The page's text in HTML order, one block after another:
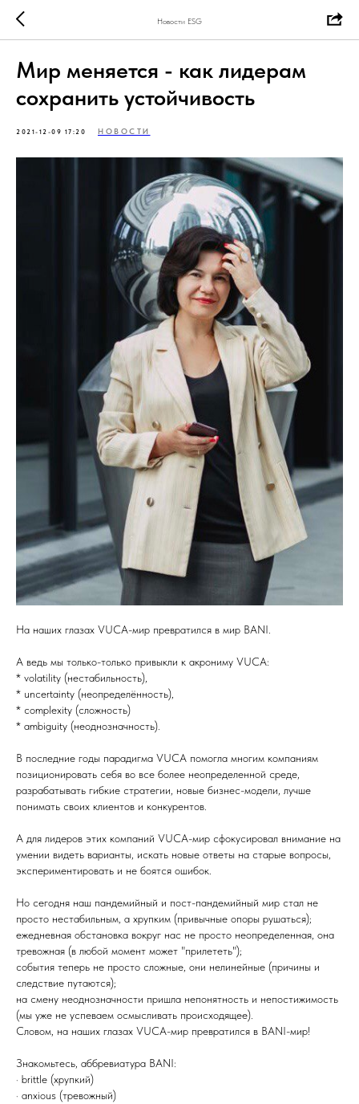
Новости ESG
Мир меняется - как лидерам
сохранить устойчивость
2021-12-09 17:20 НОВОСТИ
На наших глазах VUCA-мир превратился в мир BANI.
А ведь мы только-только привыкли к акрониму VUCA:
* volatility (нестабильность),
* uncertainty (неопределённость),
* complexity (сложность)
* ambiguity (неоднозначность).
В последние годы парадигма VUCA помогла многим компаниям
позиционировать себя во все более неопределенной среде,
разрабатывать гибкие стратегии, новые бизнес-модели, лучше
понимать своих клиентов и конкурентов.
А для лидеров этих компаний VUCA-мир сфокусировал внимание на
умении видеть варианты, искать новые ответы на старые вопросы,
экспериментировать и не боятся ошибок.
Но сегодня наш пандемийный и пост-пандемийный мир стал не
просто нестабильным, а хрупким (привычные опоры рушаться);
ежедневная обстановка вокруг нас не просто неопределенная, она
тревожная (в любой момент может "прилететь");
события теперь не просто сложные, они нелинейные (причины и
следствие путаются);
на смену неоднозначности пришла непонятность и непостижимость
(мы уже не успеваем осмысливать происходящее).
Словом, на наших глазах VUCA-мир превратился в BANI-мир!
Знакомьтесь, аббревиатура BANI:
· brittle (хрупкий)
· anxious (тревожный)